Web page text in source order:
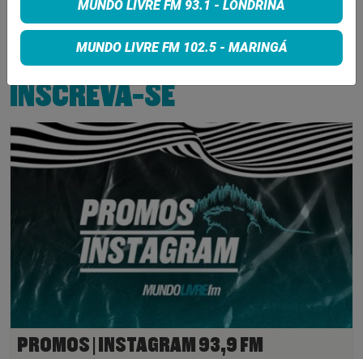
PEQUENA DEMAIS”
6 de agosto de 2026
INSCREVA-SE
PROMOS | INSTAGRAM 93,9 FM
MUNDO LIVRE FM 93.1 - LONDRINA
MUNDO LIVRE FM 102.5 - MARINGÁ